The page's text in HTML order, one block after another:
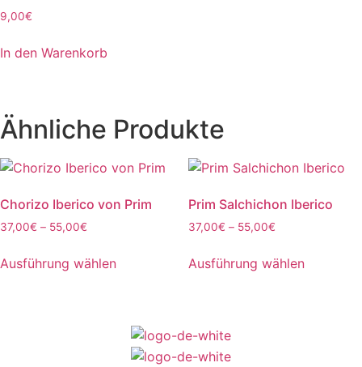
9,00€
In den Warenkorb
Ähnliche Produkte
Chorizo Iberico von Prim
37,00€ – 55,00€
bis
Ausführung wählenProdukt
Varianten
auf.
Prim Salchichon Iberico
37,00€ – 55,00€Preisspanne:
bis
Ausführung wählenProdukt